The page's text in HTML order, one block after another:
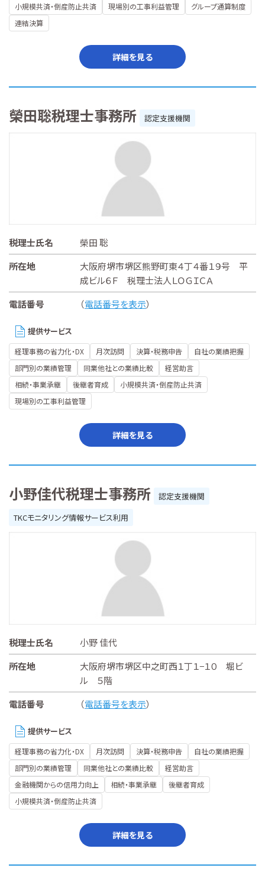
小規模共済・倒産防止共済
現場別の工事利益管理
グループ通算制度
連結決算
詳細を見る
榮田聡税理士事務所 認定支援機関
税理士氏名
榮田 聡
所在地
大阪府堺市堺区熊野町東４丁４番１９号 平
成ビル６Ｆ 税理士法人ＬＯＧＩＣＡ
電話番号
（電話番号を表示）
提供サービス
経理事務の省力化・DX 月次訪問 決算・税務申告
自社の業績把握
部門別の業績管理
同業他社との業績比較
経営助言
相続・事業承継
後継者育成
小規模共済・倒産防止共済
現場別の工事利益管理
詳細を見る
小野佳代税理士事務所
認定支援機関
TKCモニタリング情報サービス利用
税理士氏名
小野 佳代
所在地
大阪府堺市堺区中之町西１丁１−１０ 堀ビ
ル ５階
電話番号
（電話番号を表示）
提供サービス
経理事務の省力化・DX 月次訪問 決算・税務申告
自社の業績把握
部門別の業績管理
同業他社との業績比較
経営助言
金融機関からの信用力向上
相続・事業承継
後継者育成
小規模共済・倒産防止共済
詳細を見る